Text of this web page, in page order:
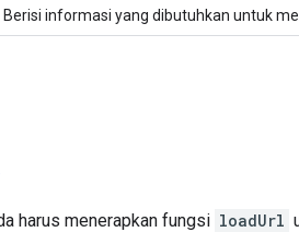
Berisi informasi yang dibutuhkan untuk
harus menerapkan fungsi loadUrl